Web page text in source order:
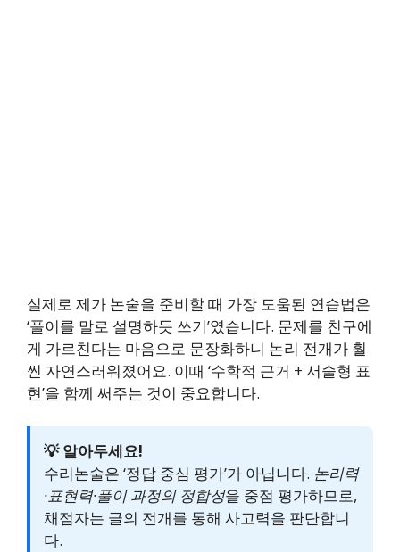
실제로 제가 논술을 준비할 때 가장 도움된 연습법은
‘풀이를 말로 설명하듯 쓰기’였습니다. 문제를 친구에
게 가르친다는 마음으로 문장화하니 논리 전개가 훨
씬 자연스러워졌어요. 이때 ‘수학적 근거 + 서술형 표
현’을 함께 써주는 것이 중요합니다.
💡 알아두세요!
수리논술은 ‘정답 중심 평가’가 아닙니다. 논리력
·표현력·풀이 과정의 정합성을 중점 평가하므로,
채점자는 글의 전개를 통해 사고력을 판단합니
다.